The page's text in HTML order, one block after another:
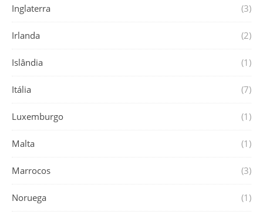
Inglaterra (3)
Irlanda (2)
Islândia (1)
Itália (7)
Luxemburgo (1)
Malta (1)
Marrocos (3)
Noruega (1)